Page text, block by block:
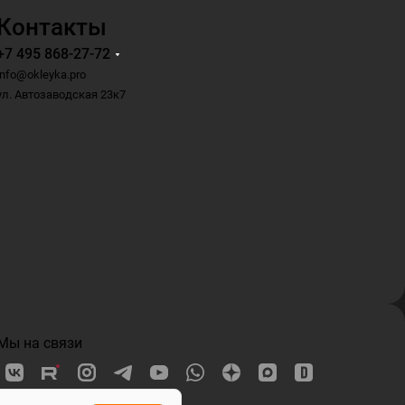
495 868-27-72
Автозаводская 23к7
на связи